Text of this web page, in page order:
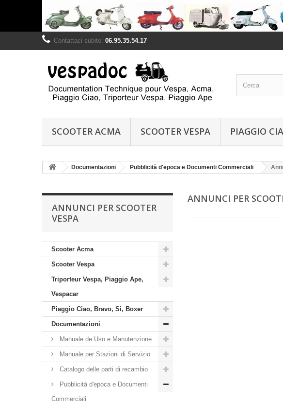
Contattaci subito: 06.95.35.54.17
SCOOTER ACMA SCOOTER VESPA PIAGGIO
Documentazioni Pubblicità d'epoca e Documenti Commerciali
ANNUNCI PER SCOOTER
VESPA
Scooter Acma
Scooter Vespa
Triporteur Vespa, Piaggio Ape,
Vespacar
Piaggio Ciao, Bravo, Si, Boxer
Documentazioni
Manuale de Uso e Manutenzione
Manuale per Stazioni di Servizio
Catalogo delle parti di recambio
Pubblicità d'epoca e Documenti
Commerciali
ANNUNCI PER